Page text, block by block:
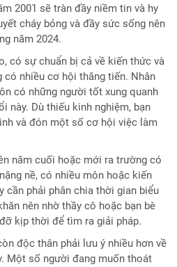
2001 sẽ tràn đầy niềm tin và hy
cháy bỏng và đầy sức sống nên
năm 2024.
có sự chuẩn bị cả về kiến thức và
có nhiều cơ hội thăng tiến. Nhân
có những người tốt xung quanh
này. Dù thiếu kinh nghiệm, bạn
và đón một số cơ hội việc làm
năm cuối hoặc mới ra trường có
nề, có nhiều môn hoặc kiến
cần phải phân chia thời gian biểu
nên nhờ thầy cô hoặc bạn bè
kịp thời để tìm ra giải pháp.
độc thân phải lưu ý nhiều hơn về
Một số người đang muốn thoát